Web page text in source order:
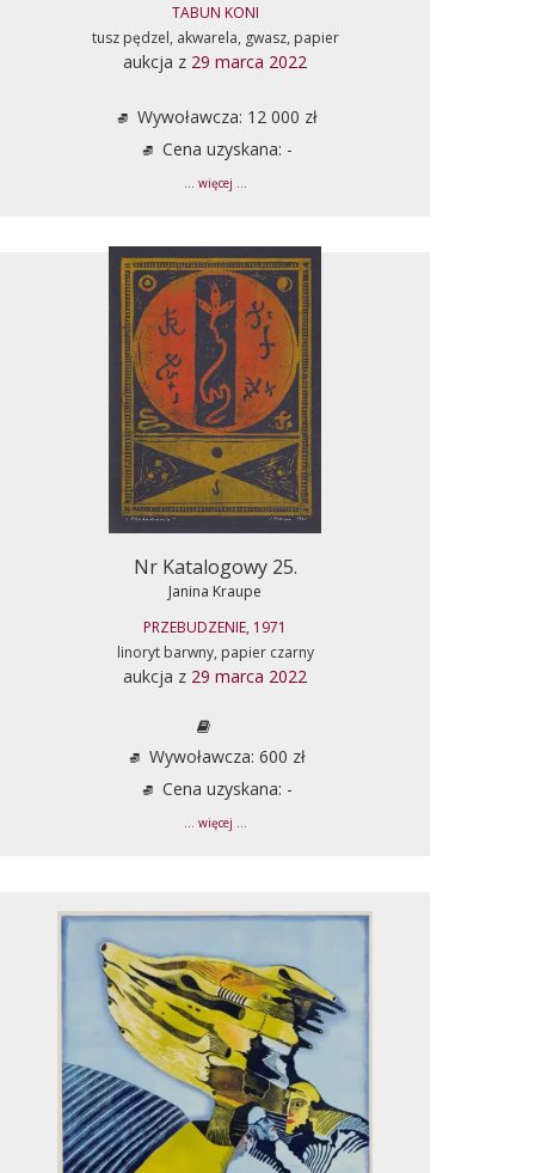
TABUN KONI
tusz pędzel, akwarela, gwasz, papier
aukcja z 29 marca 2022
Wywoławcza: 12 000 zł
Cena uzyskana: -
... więcej ...
Nr Katalogowy 25.
Janina Kraupe
PRZEBUDZENIE, 1971
linoryt barwny, papier czarny
aukcja z 29 marca 2022
Wywoławcza: 600 zł
Cena uzyskana: -
... więcej ...